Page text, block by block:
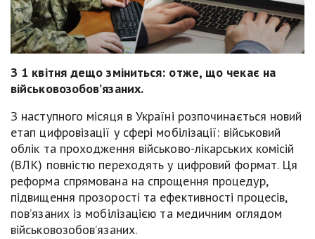
З 1 квітня дещо зміниться: отже, що чекає на
військовозобов’язаних.
З наступного місяця в Україні розпочинається новий
етап цифровізації у сфері мобілізації: військовий
облік та проходження військово-лікарських комісій
(ВЛК) повністю переходять у цифровий формат. Ця
реформа спрямована на спрощення процедур,
підвищення прозорості та ефективності процесів,
пов’язаних із мобілізацією та медичним оглядом
військовозобов’язаних.